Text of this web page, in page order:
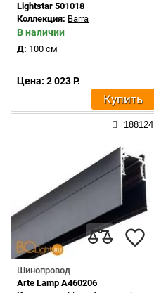
Lightstar 501018
Коллекция: Barra
В наличии
Д: 100 см
Цена: 2 023 Р.
Купить
188124
Шинопровод
Arte Lamp A460206